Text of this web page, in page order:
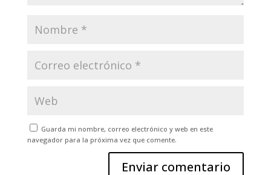
Guarda mi nombre, correo electrónico y web en este
navegador para la próxima vez que comente.